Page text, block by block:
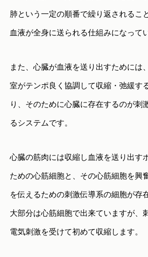
肺という一定の順番で繰り返されるこ
血液が全身に送られる仕組みになって
また、心臓が血液を送り出すためには
室がテンポ良く協調して収縮・弛緩す
り、そのために心臓に存在するのが刺
るシステムです。
心臓の筋肉には収縮し血液を送り出す
ための心筋細胞と、その心筋細胞を興
を伝えるための刺激伝導系の細胞が存
大部分は心筋細胞で出来ていますが、
電気刺激を受けて初めて収縮します。